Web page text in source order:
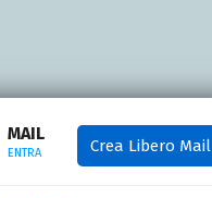
MAIL
ENTRA Crea Libero Mail